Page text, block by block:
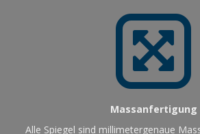
Massanfertigung
Alle Spiegel sind millimetergenaue